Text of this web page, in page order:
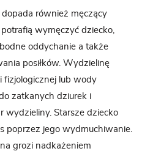
również męczący
wymęczyć dziecko,
oddychanie a także
posiłków. Wydzielinę
fizjologicznej lub wody
zatkanych dziurek i
wydzieliny. Starsze dziecko
poprzez jego wydmuchiwanie.
grozi nadkażeniem